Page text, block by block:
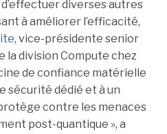
diverses autres
à améliorer l’efficacité,
, vice-présidente senior
division Compute chez
de confiance matérielle
sécurité dédié et à un
contre les menaces
post-quantique », a